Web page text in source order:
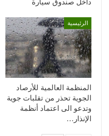
داخل صندوق سيارة
الرئيسية
المنظمة العالمية للأرصاد
الجوية تحذر من تقلبات جوية
وتدعو الى اعتماد أنظمة
الإنذار…